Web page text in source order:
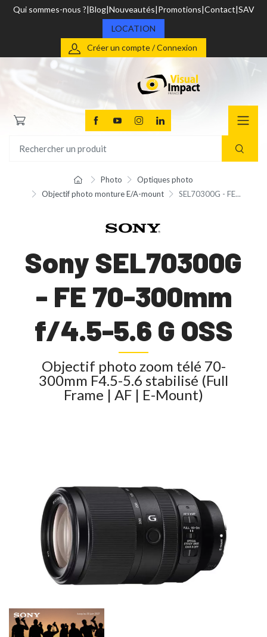
Qui sommes-nous ? Blog Nouveautés Promotions Contact SAV
LOCATION
Créer un compte / Connexion
Photo
Optiques photo
Objectif photo monture E/A-mount
SEL70300G - FE...
Sony SEL70300G
- FE 70-300mm
f/4.5-5.6 G OSS
Objectif photo zoom télé 70-
300mm F4.5-5.6 stabilisé (Full
Frame | AF | E-Mount)